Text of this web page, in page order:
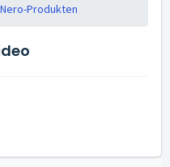
Produkten